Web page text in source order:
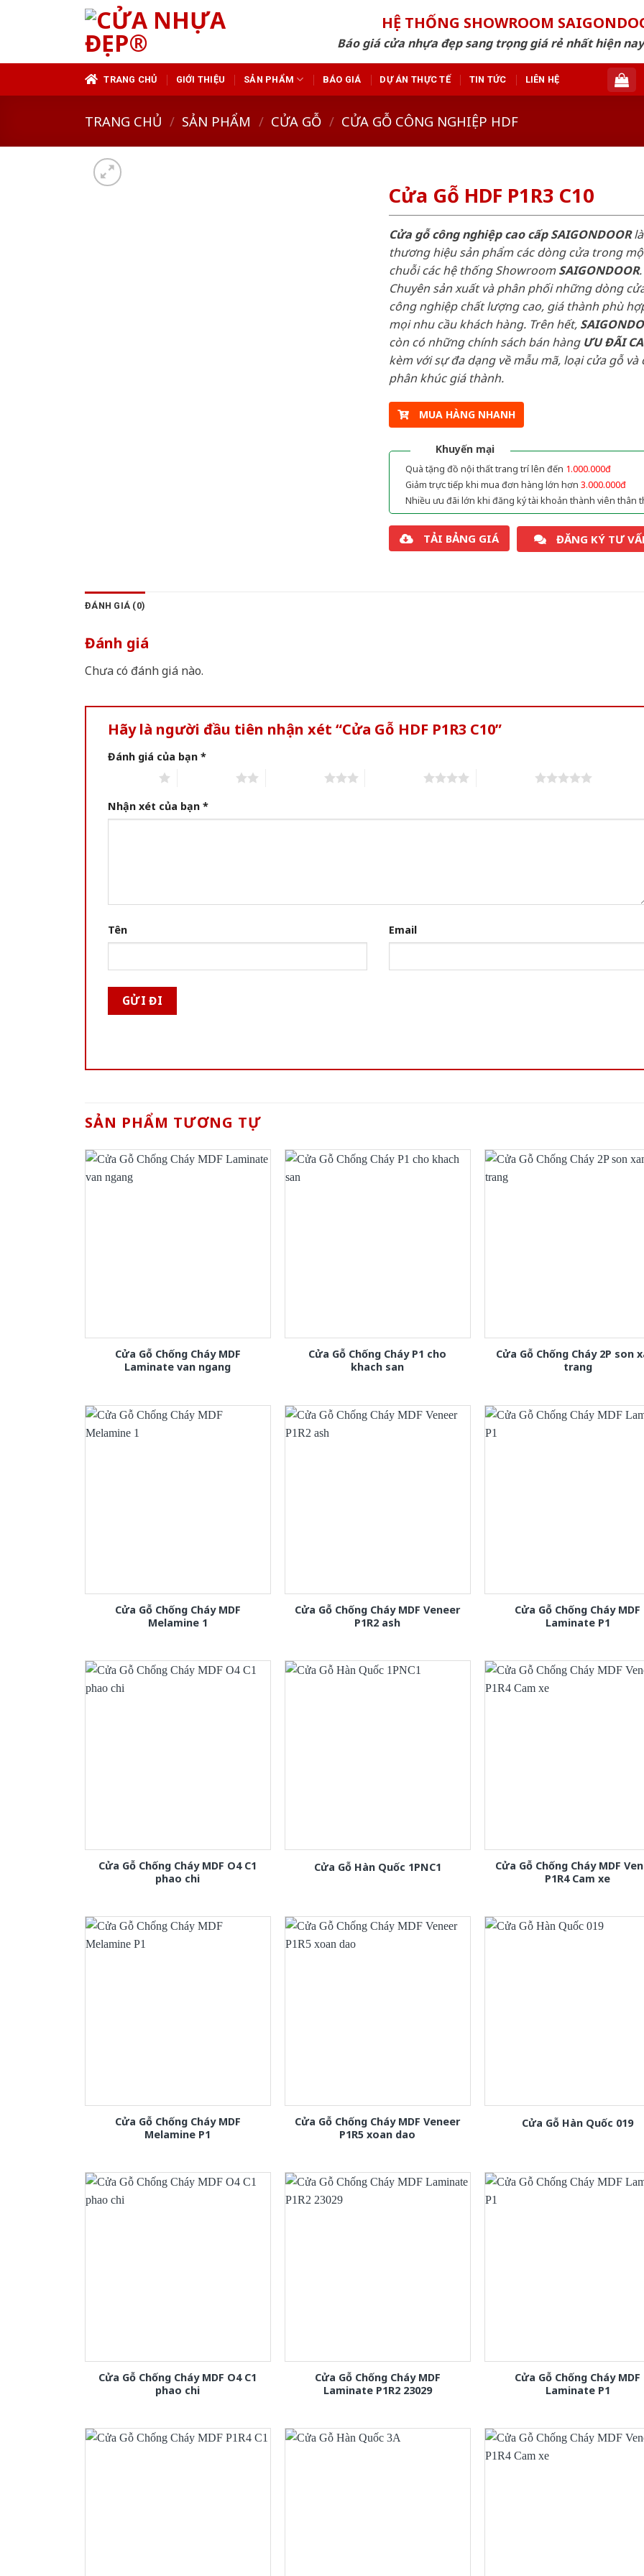
HỆ THỐNG SHOWROOM
Báo giá cửa nhựa đẹp sang trọng giá rẻ nhất hiện nay
TRANG CHỦ GIỚI THIỆU SẢN PHẨM BÁO GIÁ DỰ ÁN THỰC TẾ TIN TỨC LIÊN HỆ
TRANG CHỦ / SẢN PHẨM / CỬA GỖ / CỬA GỖ CÔNG NGHIỆP HDF
Cửa Gỗ HDF P1R3 C10
Cửa gỗ công nghiệp cao cấp SAIGONDOORlà
thương hiệu sản phẩm các dòng cửa trong
chuỗi các hệ thống ShowroomSAIGONDOOR.
Chuyên sản xuất và phân phối những dòng
công nghiệp chất lượng cao, giá thành phù
mọi nhu cầu khách hàng. Trên hết,
còn có những chính sách bán hàng ƯU ĐÃI
kèm với sự đa dạng về mẫu mã, loại cửa gỗ và
phân khúc giá thành.
MUA HÀNG NHANH
Khuyến mại
Quà tặng đồ nội thất trang trí lên đến 1.000.000đ
Giảm trực tiếp khi mua đơn hàng lớn hơn 3.000.000đ
Nhiều ưu đãi lớn khi đăng ký tài khoản thành viên thân
TẢI BẢNG GIÁ ĐĂNG KÝ TƯ
ĐÁNH GIÁ (0)
Đánh giá
Chưa có đánh giá nào.
Hãy là người đầu tiên nhận xét “Cửa Gỗ HDF P1R3 C10”
Đánh giá của bạn *
Nhận xét của bạn *
Tên Email
SẢN PHẨM TƯƠNG TỰ
Cửa Gỗ Chống Cháy MDF
Laminate van ngang
Cửa Gỗ Chống Cháy P1 cho
khach san
Cửa Gỗ Chống Cháy 2P son
trang
Cửa Gỗ Chống Cháy MDF
Melamine 1
Cửa Gỗ Chống Cháy MDF Veneer
P1R2 ash
Cửa Gỗ Chống Cháy MDF
Laminate P1
Cửa Gỗ Chống Cháy MDF O4 C1
phao chi
Cửa Gỗ Hàn Quốc 1PNC1
Cửa Gỗ Chống Cháy MDF
P1R4 Cam xe
Cửa Gỗ Chống Cháy MDF
Melamine P1
Cửa Gỗ Chống Cháy MDF Veneer
P1R5 xoan dao
Cửa Gỗ Hàn Quốc 019
Cửa Gỗ Chống Cháy MDF O4 C1
phao chi
Cửa Gỗ Chống Cháy MDF
Laminate P1R2 23029
Cửa Gỗ Chống Cháy MDF
Laminate P1